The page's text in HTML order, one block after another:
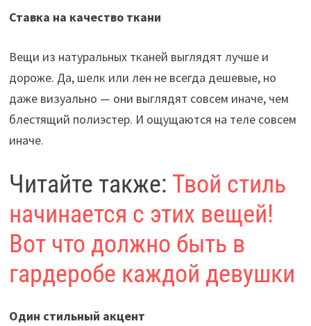
Ставка на качество ткани
Вещи из натуральных тканей выглядят лучше и
дороже. Да, шелк или лен не всегда дешевые, но
даже визуально — они выглядят совсем иначе, чем
блестящий полиэстер. И ощущаются на теле совсем
иначе.
Читайте также: Твой стиль
начинается с этих вещей!
Вот что должно быть в
гардеробе каждой девушки
Один стильный акцент